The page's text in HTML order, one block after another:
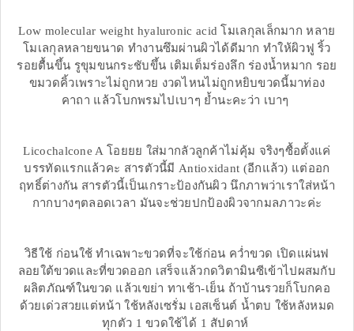
Low molecular weight hyaluronic acid โมเลกุลเล็กมาก หลาย
โมเลกุลหลายขนาด ทำงานซึมผ่านผิวได้ดีมาก ทำให้ผิวฟู ริ้ว
รอยตื้นขึ้น รูขุมขนกระชับขึ้น เติมเต็มร่องลึก ร่องน้ำหมาก รอย
ขมวดคิ้วเพราะไม่ถูกหวย งวดไหนไม่ถูกหยิบขวดนี้มาท่อง
คาถา แล้วโบกพรมไปเบาๆ ย้ำนะคะว่า เบาๆ
Licochalcone A โอยยย ใส่มากลัวลูกค้าไม่คุ้ม จริงๆซื้อตั้งแค่
บรรทัดแรกแล้วคะ สารตัวนี้มี Antioxidant (อีกแล้ว) แต่ออก
ฤทธิ์ต่างกัน สารตัวนี้เป็นเกราะป้องกันผิว นึกภาพว่าเราใส่หน้า
กากบางๆตลอดเวลา มันจะช่วยปกป้องผิวจากมลภาวะค่ะ
วิธีใช้ ก่อนใช้ ทำเฉพาะขวดที่จะใช้ก่อน คว่ำขวด เปิดแผ่นฟ
ลอยใต้ขวดและที่ขวดออก เสร็จแล้วกดวิตามินซีเข้าไปผสมกับ
ผลิตภัณฑ์ในขวด แล้วเขย่า ทาเช้า-เย็น ถ้าบ้านรวยก็โบกคอ
ด้วยเด่วสวยแต่หน้า ใช้หลังเซรั่ม เอสเซ็นต์ น้ำตบ ใช้หลังหมด
ทุกตัว 1 ขวดใช้ได้ 1 สัปดาห์